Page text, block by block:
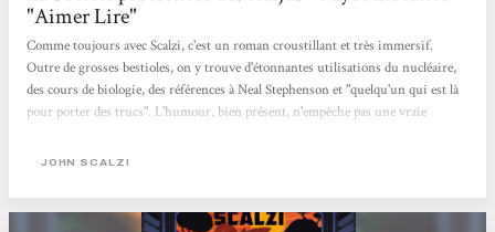
"Aimer Lire"
Comme toujours avec Scalzi, c'est un roman croustillant et très immersif.
Outre de grosses bestioles, on y trouve d'étonnantes utilisations du nucléaire,
des cours de biologie, des références à Neal Stephenson et "quelqu'un qui est là
pour porter des trucs". L'humour, bien présent, n'empêche pas une vraie
écrire ce livre que nous à le lire. Anne Sophie Schreyer - Payot Genève Rive
JOHN SCALZI